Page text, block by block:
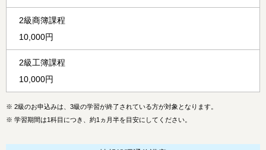
2級商簿課程
10,000円
2級工簿課程
10,000円
※ 2級のお申込みは、3級の学習が終了されている方が対象となります。
※ 学習期間は1科目につき、約1ヵ月半を目安にしてください。